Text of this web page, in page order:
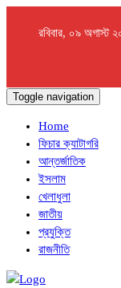
রবিবার, ০৯ অগাস্ট
Toggle navigation
Home
ফিচার ক্যাটাগরি
আন্তর্জাতিক
ইসলাম
খেলাধুলা
জাতীয়
প্রযুক্তি
রাজনীতি